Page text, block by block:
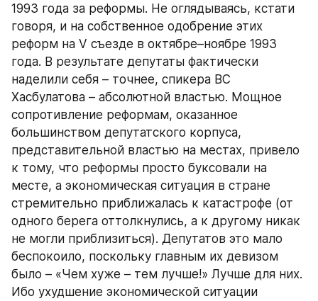
1993 года за реформы. Не оглядываясь, кстати
говоря, и на собственное одобрение этих
реформ на V съезде в октябре–ноябре 1993
года. В результате депутаты фактически
наделили себя – точнее, спикера ВС
Хасбулатова – абсолютной властью. Мощное
сопротивление реформам, оказанное
большинством депутатского корпуса,
представительной властью на местах, привело
к тому, что реформы просто буксовали на
месте, а экономическая ситуация в стране
стремительно приближалась к катастрофе (от
одного берега оттолкнулись, а к другому никак
не могли приблизиться). Депутатов это мало
беспокоило, поскольку главным их девизом
было – «Чем хуже – тем лучше!» Лучше для них.
Ибо ухудшение экономической ситуации